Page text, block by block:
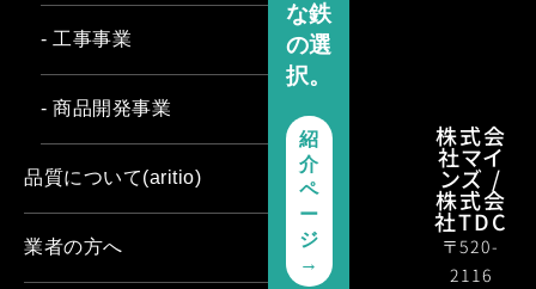
株式会
社マイ
ンズ /
株式会
社TDC
〒520-
2116
な鉄
の選
択。
紹
介
ペ
ー
ジ
→
- 工事事業
- 商品開発事業
品質について(aritio)
業者の方へ